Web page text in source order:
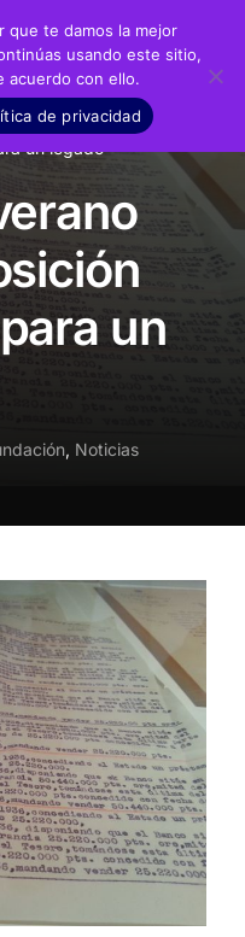
Horario de verano
un legado
un
, Noticias
que te damos la mejor
usando este sitio,
acuerdo con ello.
de privacidad